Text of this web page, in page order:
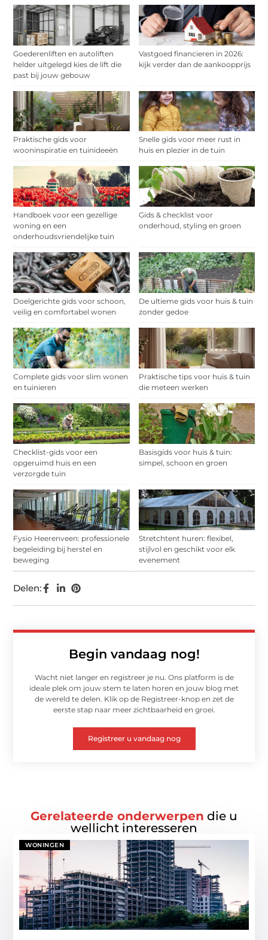
Goederenliften en autoliften
helder uitgelegd kies de lift die
past bij jouw gebouw
Vastgoed financieren in 2026:
kijk verder dan de aankoopprijs
Praktische gids voor
wooninspiratie en tuinideeën
Snelle gids voor meer rust in
huis en plezier in de tuin
Handboek voor een gezellige
woning en een
onderhoudsvriendelijke tuin
Gids & checklist voor
onderhoud, styling en groen
Doelgerichte gids voor schoon,
veilig en comfortabel wonen
De ultieme gids voor huis & tuin
zonder gedoe
Complete gids voor slim wonen
en tuinieren
Praktische tips voor huis & tuin
die meteen werken
Checklist-gids voor een
opgeruimd huis en een
verzorgde tuin
Basisgids voor huis & tuin:
simpel, schoon en groen
Fysio Heerenveen: professionele
begeleiding bij herstel en
beweging
Stretchtent huren: flexibel,
stijlvol en geschikt voor elk
evenement
Begin vandaag nog!
Wacht niet langer en registreer je nu. Ons platform is de
ideale plek om jouw stem te laten horen en jouw blog met
de wereld te delen. Klik op de Registreer-knop en zet de
eerste stap naar meer zichtbaarheid en groei.
Registreer u vandaag nog
Delen:
Gerelateerde onderwerpen die u
wellicht interesseren
WONINGEN